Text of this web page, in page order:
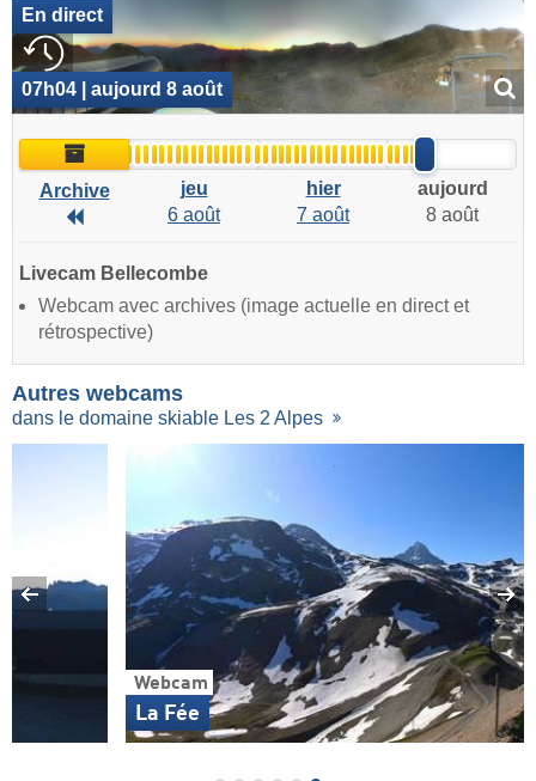
En direct
07h04 | aujourd 8 août
Archive
Archive
Archive
jeu
6 août
hier
7 août
aujourd
8 août
Livecam Bellecombe
Webcam avec archives (image actuelle en direct et
rétrospective)
Autres webcams
dans le domaine skiable Les 2 Alpes
Webcam
La Fée